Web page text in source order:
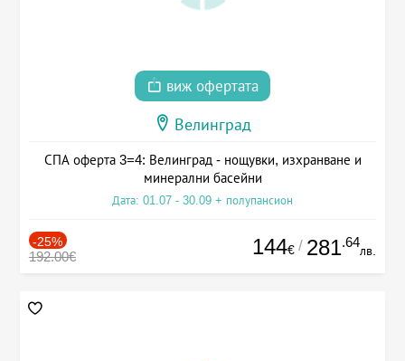
виж офертата
Велинград
СПА оферта 3=4: Велинград - нощувки, изхранване и
минерални басейни
Дата: 01.07 - 30.09 + полупансион
-25%
192.00€ 144€ / 281.64
лв.